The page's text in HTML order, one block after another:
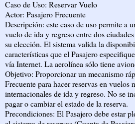
Caso de Uso: Reservar Vuelo
Actor: Pasajero Frecuente
Descripción: este caso de uso permite a
vuelo de ida y regreso entre dos
su elección. El sistema valida la
características que el Pasajero
vía Internet. La aerolínea sólo tiene
Objetivo: Proporcionar un mecanismo
Frecuente para hacer reservas en vuelos
internacionales de ida y regreso. No se
pagar o cambiar el estado de la reserva.
Precondiciones: El Pasajero debe estar